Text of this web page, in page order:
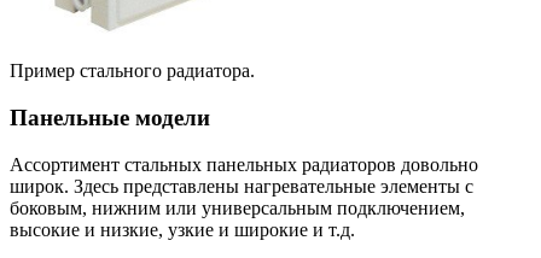
Пример стального радиатора.
Панельные модели
Ассортимент стальных панельных радиаторов довольно
широк. Здесь представлены нагревательные элементы с
боковым, нижним или универсальным подключением,
высокие и низкие, узкие и широкие и т.д.